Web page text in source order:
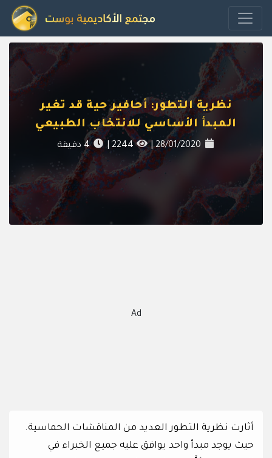
نظرية التطور: أحافير حية قد تغير
المبدأ الأساسي للانتخاب الطبيعي
28/01/2020
|
2244
|
4 دقيقة
Ad
أثارت نظرية التطور العديد من المناقشات الحماسية.
حيث يوجد مبدأ واحد يوافق عليه جميع الخبراء في